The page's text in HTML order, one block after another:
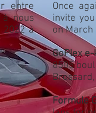
entre
nous
2022 à
Once
invite
on March
GoPlex
8505
Brossard,
Formule